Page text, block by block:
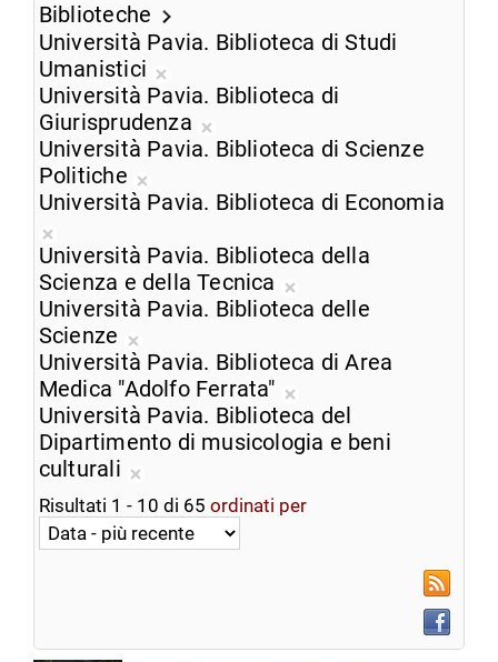
ricerca
Biblioteche
Università Pavia. Biblioteca di Studi
Umanistici
Rimuovi
dalla
ricerca
Università Pavia. Biblioteca di
Giurisprudenza
Rimuovi
ricerca
Università Pavia. Biblioteca di Scienze
Politiche
Rimuovi
ricerca
corrente
Università Pavia. Biblioteca di Economia
Rimuovi
dalla
ricerca
corrente
Università Pavia. Biblioteca della
Scienza e della Tecnica
Rimuovi
ricerca
corrente
Università Pavia. Biblioteca delle
Scienze
Rimuovi
dalla
ricerca
corrente
Università Pavia. Biblioteca di Area
Medica "Adolfo Ferrata"
Rimuovi
dalla
Università Pavia. Biblioteca del
Dipartimento di musicologia e beni
culturali
Rimuovi
dalla
ricerca
Risultati 1 - 10 di 65 ordinati per
RSS